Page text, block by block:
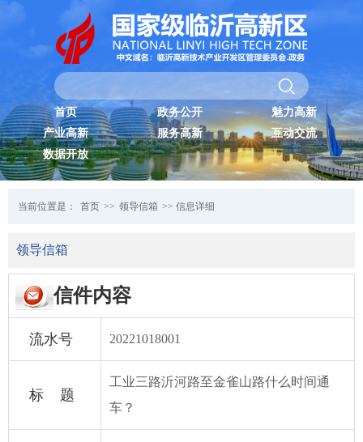
首页 政务公开
魅力高新
产业高新
服务高新
互动交流
数据开放
当前位置是： 首页 >> 领导信箱 >> 信息详细
领导信箱
信件内容
流水号 20221018001
标 题
工业三路沂河路至金雀山路什么时间通
车？